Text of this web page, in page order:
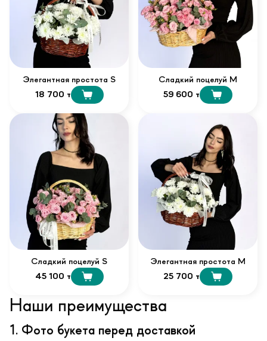
Элегантная простота S
18 700 т
Сладкий поцелуй М
59 600 т
Сладкий поцелуй S
45 100 т
Элегантная простота М
25 700 т
Наши преимущества
1. Фото букета перед доставкой